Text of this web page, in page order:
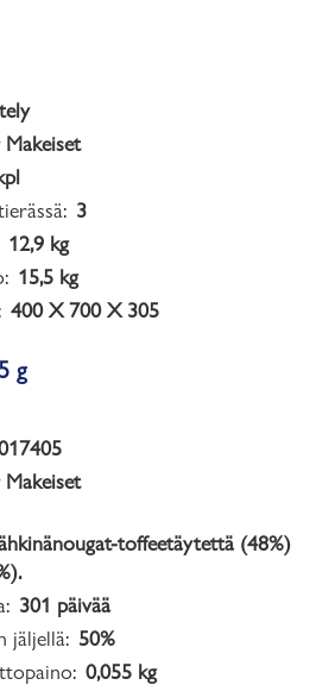
Makeiset
3
12,9 kg
15,5 kg
400 X 700 X 305
g
Makeiset
toffeetäytettä (48%)
301 päivää
jäljellä: 50%
0,055 kg